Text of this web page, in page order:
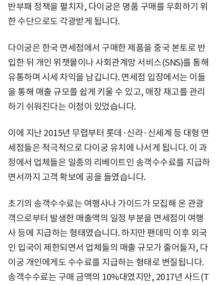
반부패 정책을 펼치자, 다이궁은 명품 구매를 우회하기 위
한 수단으로도 각광받게 됩니다.
다이궁은 한국 면세점에서 구매한 제품을 중국 본토로 반
입한 뒤 개인 위챗몰이나 사회관계망 서비스(SNS)를 통해
유통하며 시세 차익을 남깁니다. 면세점 입장에서는 이들
을 통해 매출 규모를 쉽게 키울 수 있고, 매장 재고를 관리
하기 쉬워진다는 이점이 있었습니다.
이에 지난 2015년 무렵부터 롯데·신라·신세계 등 대형 면
세점들은 적극적으로 다이궁 유치에 나서게 됩니다. 이 과
정에서 업체들은 일종의 리베이트인 송객수수료를 지급하
면서까지 고객 확보에 공을 들였습니다.
초기의 송객수수료는 여행사나 가이드가 모집해 온 관광
객으로부터 발생한 매출액의 일정 부분을 면세점이 여행
사 등에 지급하는 형태였습니다. 하지만 팬데믹 이후 외국
인 입국이 제한되면서 업체들의 매출 규모가 줄어들자, 다
이궁 개인에게도 수수료를 지급하는 형태로 변질됩니다.
송객수수료는 구매 금액의 10%대였지만, 2017년 사드(T